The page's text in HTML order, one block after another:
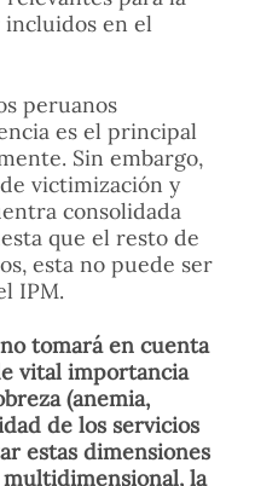
en el
peruanos
es el principal
Sin embargo,
victimización y
consolidada
que el resto de
esta no puede ser
IPM.
tomará en cuenta
vital importancia
(anemia,
de los servicios
estas dimensiones
la